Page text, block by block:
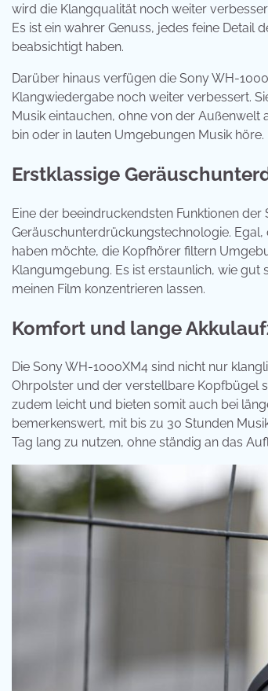
wird die Klangqualität noch weiter
Es ist ein wahrer Genuss, jedes feine Detail
beabsichtigt haben.
Darüber hinaus verfügen die Sony WH-
Klangwiedergabe noch weiter verbessert.
Musik eintauchen, ohne von der Außenwelt
bin oder in lauten Umgebungen Musik höre.
Erstklassige
Eine der beeindruckendsten Funktionen
Geräuschunterdrückungstechnologie.
haben möchte, die Kopfhörer filtern
Klangumgebung. Es ist erstaunlich, wie
meinen Film konzentrieren lassen.
Komfort und lange
Die Sony WH-1000XM4 sind nicht nur
Ohrpolster und der verstellbare Kopfbügel
zudem leicht und bieten somit auch bei
bemerkenswert, mit bis zu 30 Stunden
Tag lang zu nutzen, ohne ständig an das